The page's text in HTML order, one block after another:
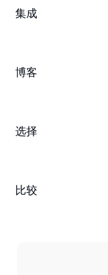
集成
博客
选择
比较